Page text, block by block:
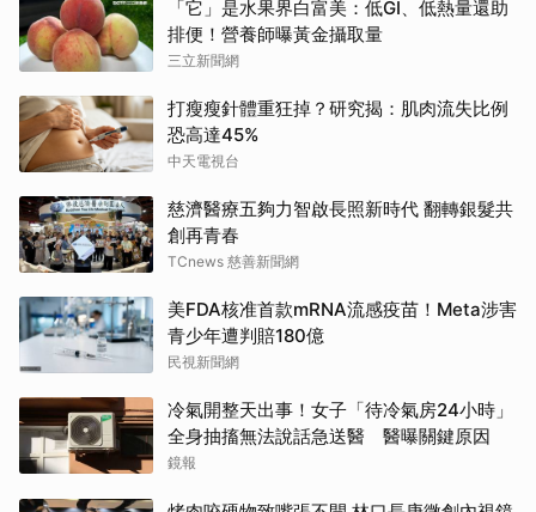
「它」是水果界白富美：低GI、低熱量還助
排便！營養師曝黃金攝取量
三立新聞網
打瘦瘦針體重狂掉？研究揭：肌肉流失比例
恐高達45%
中天電視台
慈濟醫療五夠力智啟長照新時代 翻轉銀髮共
創再青春
TCnews 慈善新聞網
美FDA核准首款mRNA流感疫苗！Meta涉害
青少年遭判賠180億
民視新聞網
冷氣開整天出事！女子「待冷氣房24小時」
全身抽搐無法說話急送醫 醫曝關鍵原因
鏡報